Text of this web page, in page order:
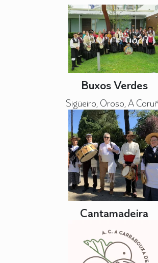
Buxos Verdes
Sigüeiro, Oroso, A
Cantamadeira